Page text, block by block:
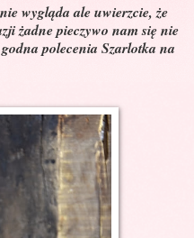
wygląda ale uwierzcie, że
żadne pieczywo nam się nie
polecenia Szarlotka na